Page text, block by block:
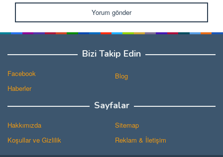
Bizi Takip Edin
Facebook
Haberler
Blog
Sayfalar
Hakkımızda
Koşullar ve Gizlilik
Sitemap
Reklam & İletişim